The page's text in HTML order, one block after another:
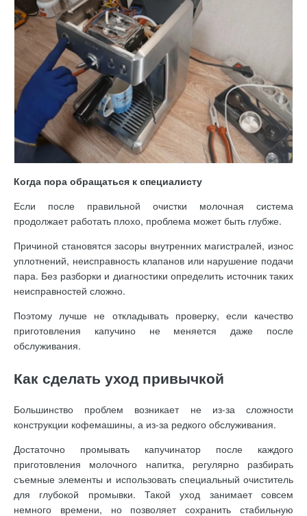
Когда пора обращаться к специалисту
Если после правильной очистки молочная система
продолжает работать плохо, проблема может быть глубже.
Причиной становятся засоры внутренних магистралей, износ
уплотнений, неисправность клапанов или нарушение подачи
пара. Без разборки и диагностики определить источник таких
неисправностей сложно.
Поэтому лучше не откладывать проверку, если качество
приготовления капучино не меняется даже после
обслуживания.
Как сделать уход привычкой
Большинство проблем возникает не из-за сложности
конструкции кофемашины, а из-за редкого обслуживания.
Достаточно промывать капучинатор после каждого
приготовления молочного напитка, регулярно разбирать
съемные элементы и использовать специальный очиститель
для глубокой промывки. Такой уход занимает совсем
немного времени, но позволяет сохранить стабильную